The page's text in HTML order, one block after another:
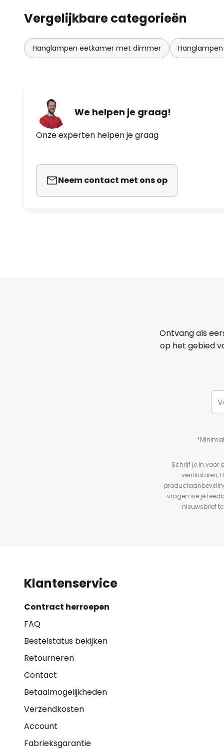
Vergelijkbare categorieën
Hanglampen eetkamer met dimmer
We helpen je graag!
Onze experten helpen je graag
Neem contact met ons op
Ontvang als
op het gebied
Schrijf je in voor
ventilatoren,
vragen we je
nieuwsbrief
Klantenservice
Contract herroepen
FAQ
Bestelstatus bekijken
Retourneren
Contact
Betaalmogelijkheden
Verzendkosten
Account
Fabrieksgarantie